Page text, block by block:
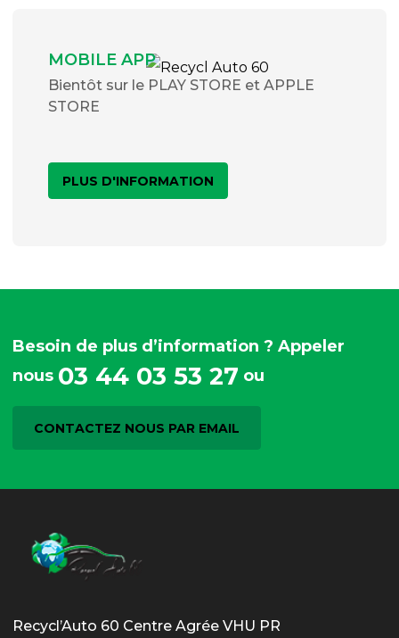
MOBILE APP
Bientôt sur le PLAY STORE et APPLE
STORE
PLUS D'INFORMATION
Besoin de plus d’information ? Appeler
nous 03 44 03 53 27 ou
CONTACTEZ NOUS PAR EMAIL
Recycl’Auto 60 Centre Agrée VHU PR